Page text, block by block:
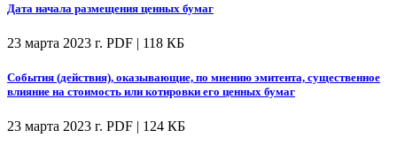
Дата начала размещения ценных бумаг
23 марта 2023 г. PDF | 118 КБ
События (действия), оказывающие, по мнению эмитента, существенное
влияние на стоимость или котировки его ценных бумаг
23 марта 2023 г. PDF | 124 КБ